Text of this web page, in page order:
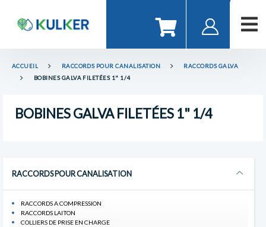
ACCUEIL RACCORDS POUR CANALISATION
RACCORDS GALVA
BOBINES GALVA FILETÉES 1" 1/4
BOBINES GALVA FILETÉES 1" 1/4
RACCORDS POUR CANALISATION
RACCORDS A COMPRESSION
RACCORDS LAITON
COLLIERS DE PRISE EN CHARGE